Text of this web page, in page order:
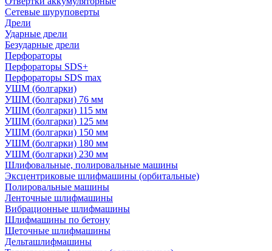
Сетевые шуруповерты
Дрели
Ударные дрели
Безударные дрели
Перфораторы
Перфораторы SDS+
Перфораторы SDS max
УШМ (болгарки)
УШМ (болгарки) 76 мм
УШМ (болгарки) 115 мм
УШМ (болгарки) 125 мм
УШМ (болгарки) 150 мм
УШМ (болгарки) 180 мм
УШМ (болгарки) 230 мм
Шлифовальные, полировальные машины
Эксцентриковые шлифмашины (орбитальные)
Полировальные машины
Ленточные шлифмашины
Вибрационные шлифмашины
Шлифмашины по бетону
Щеточные шлифмашины
Дельташлифмашины